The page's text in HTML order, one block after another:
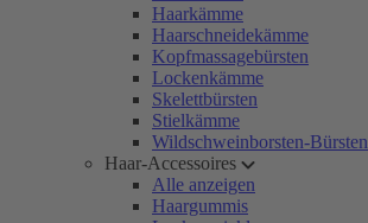
Haarkämme
Haarschneidekämme
Kopfmassagebürsten
Lockenkämme
Skelettbürsten
Stielkämme
Wildschweinborsten-Bürsten
Haar-Accessoires
Alle anzeigen
Haargummis